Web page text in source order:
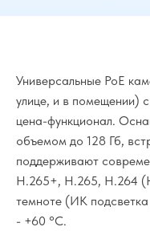
Универсальные PoE
улице, и в помещении)
цена-функционал.
объемом до 128 Гб,
поддерживают
H.265+, H.265, H.264
темноте (ИК
- +60 °C.